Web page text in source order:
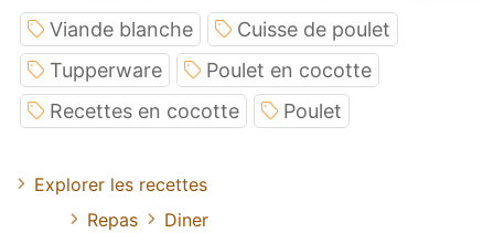
Viande blanche
Cuisse de poulet
Tupperware
Poulet en cocotte
Recettes en cocotte
Poulet
Explorer les recettes
Repas
Diner